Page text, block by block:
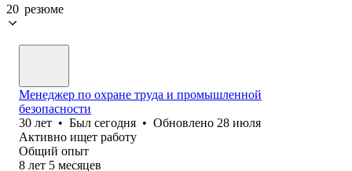
20 резюме
Менеджер по охране труда и промышленной
безопасности
30 лет • Был сегодня • Обновлено 28 июля
Активно ищет работу
Общий опыт
8 лет 5 месяцев